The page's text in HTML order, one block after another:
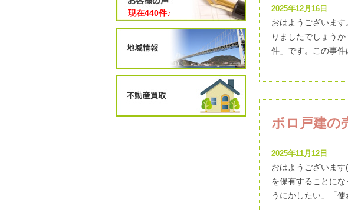
2025年12月16日
おはようございま
りましたでしょう
件」です。この事
ボロ戸建の
2025年11月12日
おはようございま
を保有することに
うにかしたい」「
現在440件♪